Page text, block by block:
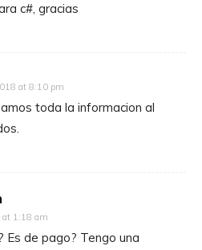
c#, gracias
at 8:10 pm
toda la informacion al
at 1:18 am
Es de pago? Tengo una